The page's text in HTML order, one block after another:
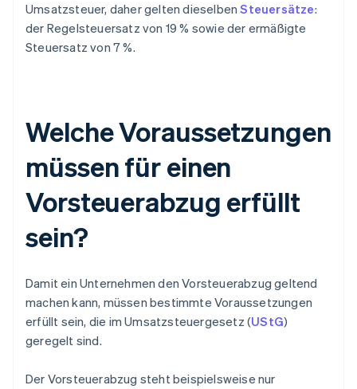
Umsatzsteuer, daher gelten dieselbenSteuersätze:
der Regelsteuersatz von 19 % sowie der ermäßigte
Steuersatz von 7 %.
Welche Voraussetzungen
müssen für einen
Vorsteuerabzug erfüllt
sein?
Damit ein Unternehmen den Vorsteuerabzug geltend
machen kann, müssen bestimmte Voraussetzungen
erfüllt sein, die im Umsatzsteuergesetz (UStG)
geregelt sind.
Der Vorsteuerabzug steht beispielsweise nur